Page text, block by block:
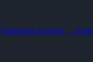
Equipment Explorer →